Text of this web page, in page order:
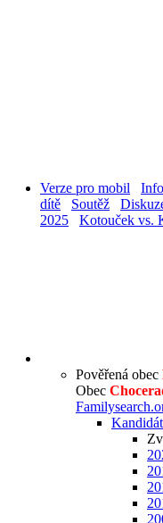
Verze pro mobil
dítě
Soutěž
2025
Kotouček vs.
Pověřená obec
Obec